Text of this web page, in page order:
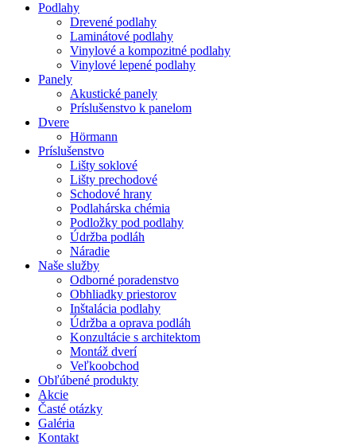
Podlahy
Drevené podlahy
Laminátové podlahy
Vinylové a kompozitné podlahy
Vinylové lepené podlahy
Panely
Akustické panely
Príslušenstvo k panelom
Dvere
Hörmann
Príslušenstvo
Lišty soklové
Lišty prechodové
Schodové hrany
Podlahárska chémia
Podložky pod podlahy
Údržba podláh
Náradie
Naše služby
Odborné poradenstvo
Obhliadky priestorov
Inštalácia podlahy
Údržba a oprava podláh
Konzultácie s architektom
Montáž dverí
Veľkoobchod
Obľúbené produkty
Akcie
Časté otázky
Galéria
Kontakt